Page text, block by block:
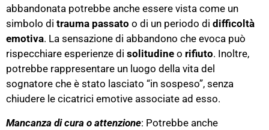
abbandonata potrebbe anche essere vista come un
simbolo di trauma passato o di un periodo di difficoltà
emotiva. La sensazione di abbandono che evoca può
rispecchiare esperienze di solitudine o rifiuto. Inoltre,
potrebbe rappresentare un luogo della vita del
sognatore che è stato lasciato “in sospeso”, senza
chiudere le cicatrici emotive associate ad esso.
Mancanza di cura o attenzione: Potrebbe anche